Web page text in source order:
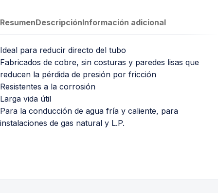
ResumenDescripciónInformación adicional
Ideal para reducir directo del tubo
Fabricados de cobre, sin costuras y paredes lisas que
reducen la pérdida de presión por fricción
Resistentes a la corrosión
Larga vida útil
Para la conducción de agua fría y caliente, para
instalaciones de gas natural y L.P.